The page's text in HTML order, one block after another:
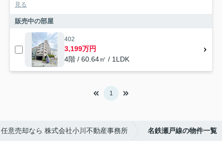
見る
販売中の部屋
402
3,199万円
4階 / 60.64㎡ / 1LDK
1
意売却なら 株式会社小川不動産事務所 名鉄瀬戸線の物件一覧